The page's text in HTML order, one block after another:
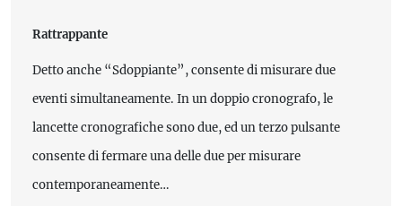
Rattrappante
Detto anche “Sdoppiante”, consente di misurare due
eventi simultaneamente. In un doppio cronografo, le
lancette cronografiche sono due, ed un terzo pulsante
consente di fermare una delle due per misurare
contemporaneamente…